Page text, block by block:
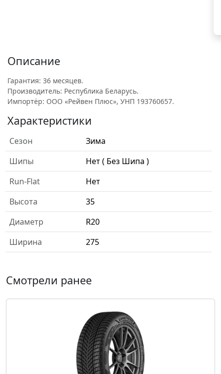
Описание
Гарантия: 36 месяцев.
Производитель: Республика Беларусь.
Импортёр: ООО «Рейвен Плюс», УНП 193760657.
Характеристики
Сезон
Зима
Шипы
Нет ( Без Шипа )
Run-Flat
Нет
Высота
35
Диаметр
R20
Ширина
275
Смотрели ранее